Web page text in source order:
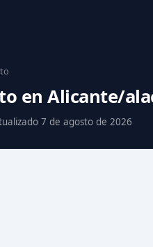
en Alicante/
7 de agosto de 2026